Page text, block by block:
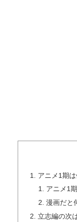
アニメ1期
アニメ1
漫画だと
立志編の次